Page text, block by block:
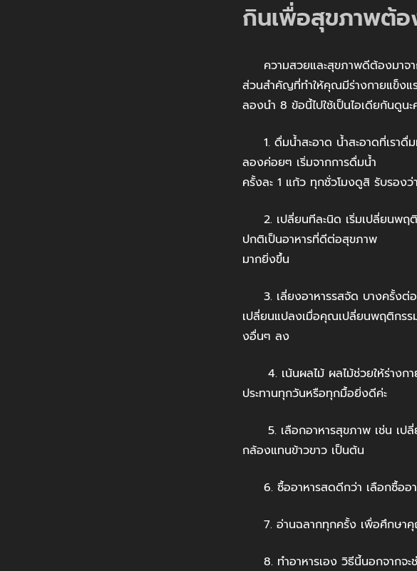
กินเพื่อสุขภาพต้
ความสวยและสุขภาพดีต้องมาจาก
ส่วนสำคัญที่ทำให้คุณมีร่างกายแข็งแร
ลองนำ 8 ข้อนี้ไปใช้เป็นไอเดียกันดูนะ
1. ดื่มน้ำสะอาด น้ำสะอาดที่เราดื่
ลองค่อยๆ เริ่มจากการดื่มน้ำ
ครั้งละ 1 แก้ว ทุกชั่วโมงดูสิ รับรองว่
2. เปลี่ยนทีละนิด เริ่มเปลี่ยนพฤติ
ปกติเป็นอาหารที่ดีต่อสุขภาพ
มากยิ่งขึ้น
3. เลี่ยงอาหารรสจัด บางครั้งต่
เปลี่ยนแปลงเมื่อคุณเปลี่ยนพฤติกร
งอื่นๆ ลง
4. เน้นผลไม้ ผลไม้ช่วยให้ร่างกา
ประทานทุกวันหรือทุกมื้อยิ่งดีค่ะ
5. เลือกอาหารสุขภาพ เช่น เปลี่
กล้องแทนข้าวขาว เป็นต้น
6. ซื้ออาหารสดดีกว่า เลือกซื้ออ
7. อ่านฉลากทุกครั้ง เพื่อศึกษาคุณ
8. ทำอาหารเอง วิธีนี้นอกจากจะ